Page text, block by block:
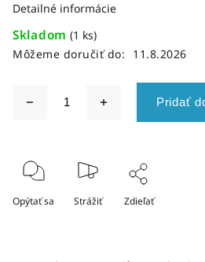
Skladom (1 ks)
Môžeme doručiť do:
11.8.2026
Pridať
Detailné informácie
Opýtať sa Strážiť Zdieľať